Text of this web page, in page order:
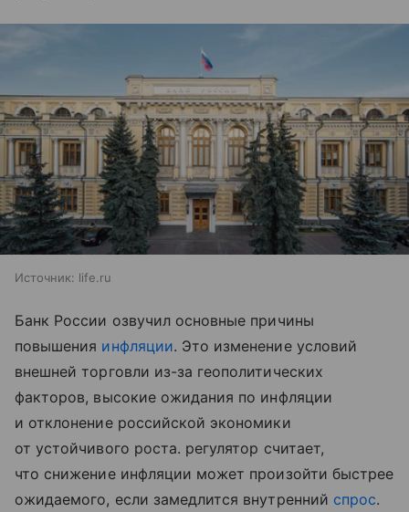
Источник: life.ru
Банк России озвучил основные причины
повышения инфляции. Это изменение условий
внешней торговли из-за геополитических
факторов, высокие ожидания по инфляции
и отклонение российской экономики
от устойчивого роста. регулятор считает,
что снижение инфляции может произойти быстрее
ожидаемого, если замедлится внутренний спрос.